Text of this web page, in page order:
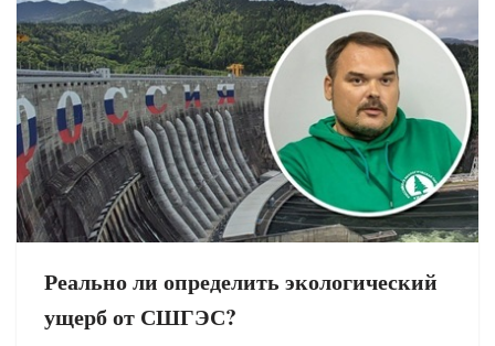
Реально ли определить экологический
ущерб от СШГЭС?